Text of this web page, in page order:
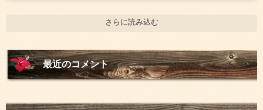
さらに読み込む
最近のコメント